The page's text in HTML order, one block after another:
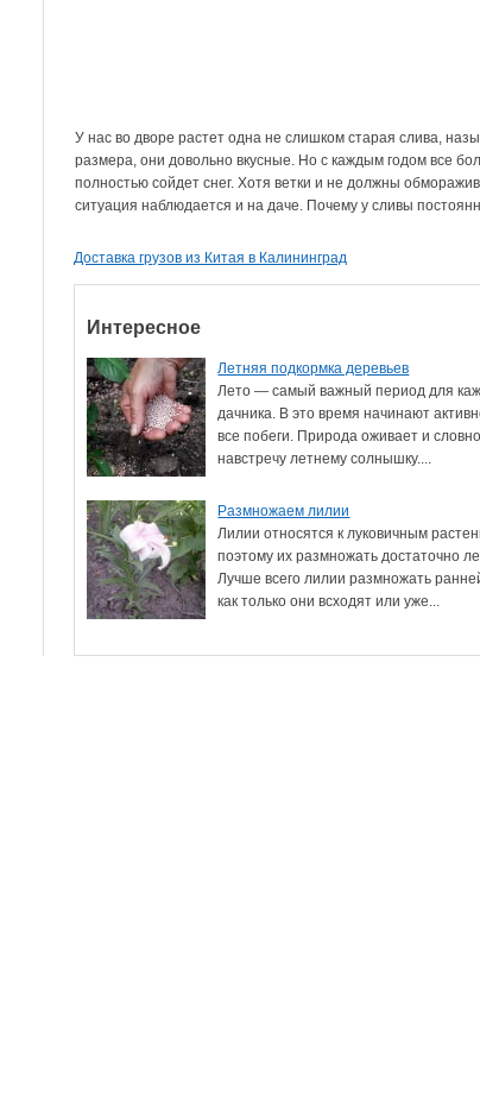
У нас во дворе растет одна не слишком старая слива,
размера, они довольно вкусные. Но с каждым годом все
полностью сойдет снег. Хотя ветки и не должны
ситуация наблюдается и на даче. Почему у сливы
Доставка грузов из Китая в Калининград
Интересное
Летняя подкормка деревьев
Лето — самый важный период для
дачника. В это время начинают
все побеги. Природа оживает и
навстречу летнему солнышку....
Размножаем лилии
Лилии относятся к луковичным
поэтому их размножать достаточно
Лучше всего лилии размножать
как только они всходят или уже...